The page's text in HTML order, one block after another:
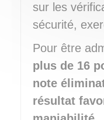
sur les
sécurité,
Pour être
plus de 16
note
résultat